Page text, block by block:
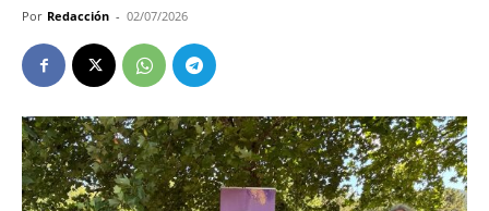
Por Redacción - 02/07/2026